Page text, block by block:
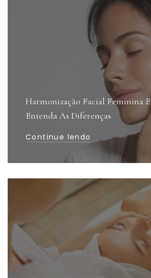
Harmonização Facial Feminina
Entenda As Diferenças
Continue lendo